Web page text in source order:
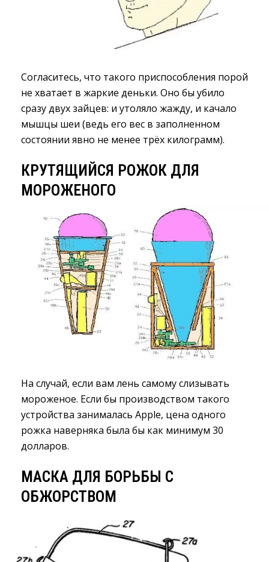
Согласитесь, что такого приспособления порой
не хватает в жаркие деньки. Оно бы убило
сразу двух зайцев: и утоляло жажду, и качало
мышцы шеи (ведь его вес в заполненном
состоянии явно не менее трёх килограмм).
КРУТЯЩИЙСЯ РОЖОК ДЛЯ
МОРОЖЕНОГО
На случай, если вам лень самому слизывать
мороженое. Если бы производством такого
устройства занималась Apple, цена одного
рожка наверняка была бы как минимум 30
долларов.
МАСКА ДЛЯ БОРЬБЫ С
ОБЖОРСТВОМ